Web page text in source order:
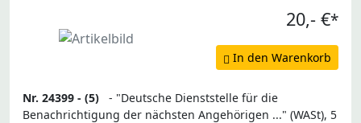
20,- €*
In den Warenkorb
Nr. 24399 - (5)
- "Deutsche Dienststelle für die
Benachrichtigung der nächsten Angehörigen ..." (WASt), 5